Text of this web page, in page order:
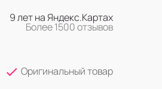
9 лет на Яндекс.Картах
Более 1500 отзывов
Оригинальный товар